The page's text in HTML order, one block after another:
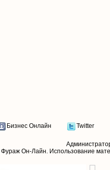
Бизнес Онлайн Twitter
Фураж Он-Лайн. Использование